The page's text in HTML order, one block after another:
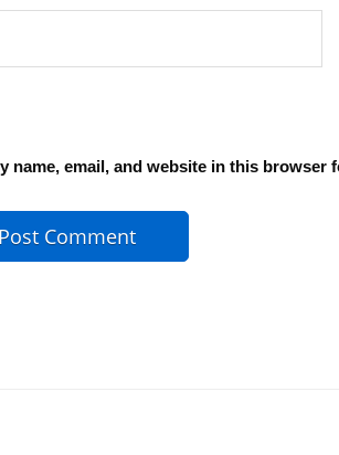
name, email, and website in this browser